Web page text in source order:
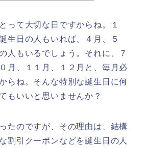
って大切な日ですからね。１
生日の人もいれば、４月、５
人もいるでしょう。それに、７
月、１１月、１２月と、毎月必
らね。そんな特別な誕生日に何
もいいと思いませんか？
たのですが、その理由は、結構
割引クーポンなどを誕生日の人